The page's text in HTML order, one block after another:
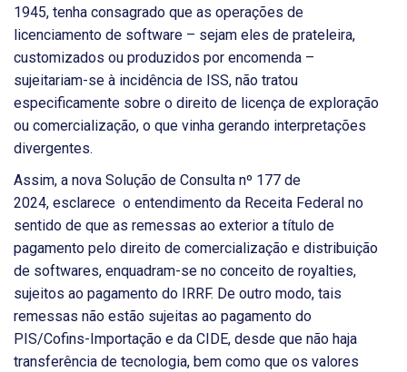
1945, tenha consagrado que as operações de
licenciamento de software – sejam eles de prateleira,
customizados ou produzidos por encomenda –
sujeitariam-se à incidência de ISS, não tratou
especificamente sobre o direito de licença de exploração
ou comercialização, o que vinha gerando interpretações
divergentes.
Assim, a nova Solução de Consulta nº 177 de
2024, esclarece o entendimento da Receita Federal no
sentido de que as remessas ao exterior a título de
pagamento pelo direito de comercialização e distribuição
de softwares, enquadram-se no conceito de royalties,
sujeitos ao pagamento do IRRF. De outro modo, tais
remessas não estão sujeitas ao pagamento do
PIS/Cofins-Importação e da CIDE, desde que não haja
transferência de tecnologia, bem como que os valores